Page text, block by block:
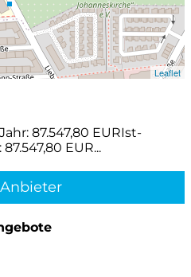
Leaflet
87.547,80 EURIst-
EUR...